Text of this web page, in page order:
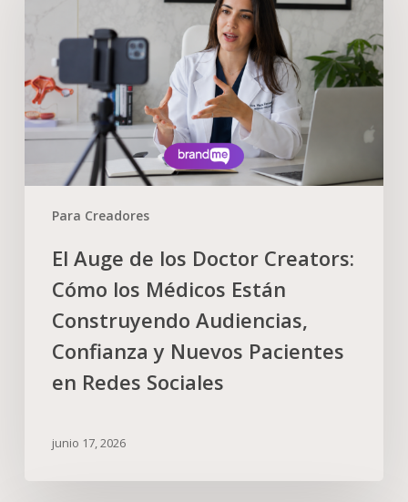
Para Creadores
El Auge de los Doctor Creators:
Cómo los Médicos Están
Construyendo Audiencias,
Confianza y Nuevos Pacientes
en Redes Sociales
junio 17, 2026